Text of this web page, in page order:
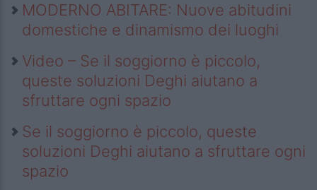
MODERNO ABITARE: Nuove abitudini
domestiche e dinamismo dei luoghi
Video – Se il soggiorno è piccolo,
queste soluzioni Deghi aiutano a
sfruttare ogni spazio
Se il soggiorno è piccolo, queste
soluzioni Deghi aiutano a sfruttare ogni
spazio